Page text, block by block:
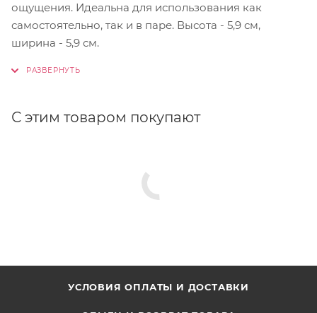
ощущения. Идеальна для использования как
самостоятельно, так и в паре. Высота - 5,9 см,
ширина - 5,9 см.
С этим товаром покупают
УСЛОВИЯ ОПЛАТЫ И ДОСТАВКИ